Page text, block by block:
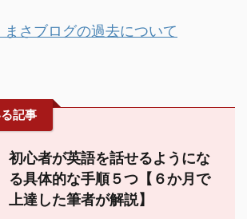
まさブログの過去について
記事
初心者が英語を話せるようにな
る具体的な手順５つ【６か月で
上達した筆者が解説】